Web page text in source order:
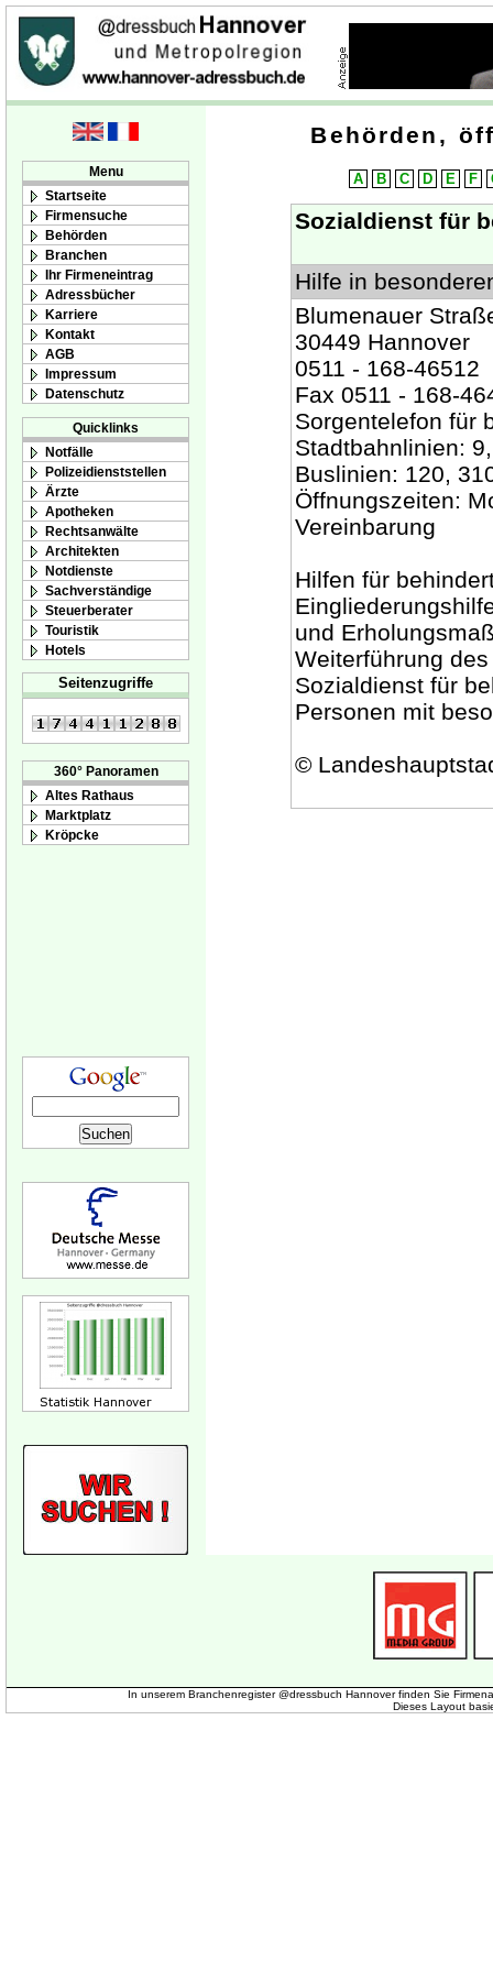
Menu
Startseite
Firmensuche
Behörden
Branchen
Ihr Firmeneintrag
Adressbücher
Karriere
Kontakt
AGB
Impressum
Datenschutz
Quicklinks
Notfälle
Polizeidienststellen
Ärzte
Apotheken
Rechtsanwälte
Architekten
Notdienste
Sachverständige
Steuerberater
Touristik
Hotels
Seitenzugriffe
360° Panoramen
Altes Rathaus
Marktplatz
Kröpcke
Behörden,
A B C D E F
Sozialdienst für
Hilfe in
Blumenauer
30449 Hannover
0511 - 168-46512
Fax 0511 - 168-
Sorgentelefon für
Stadtbahnlinien:
Buslinien: 120,
Öffnungszeiten:
Vereinbarung
Hilfen für
und
Weiterführung
Sozialdienst für
Personen mit
©
In unserem Branchenregister @dressbuch Hannover finden Sie
Dieses Layout